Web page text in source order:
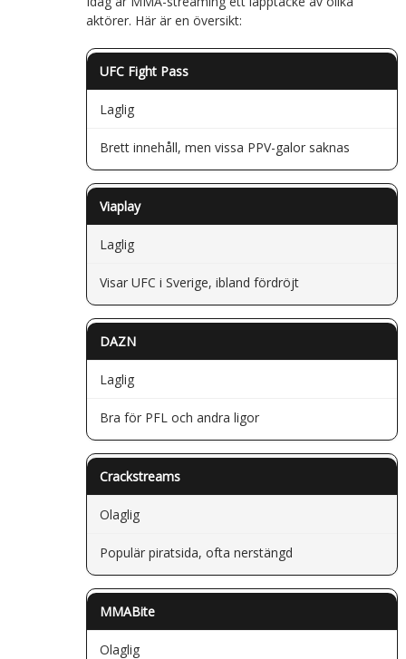
aktörer. Här är en översikt:
UFC Fight Pass
Laglig
Brett innehåll, men vissa PPV-galor saknas
Viaplay
Laglig
Visar UFC i Sverige, ibland fördröjt
DAZN
Laglig
Bra för PFL och andra ligor
Crackstreams
Olaglig
Populär piratsida, ofta nerstängd
MMABite
Olaglig